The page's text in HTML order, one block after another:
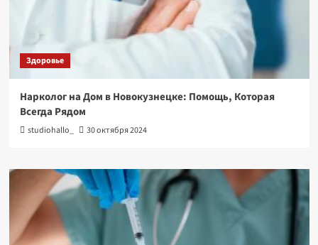
Здоровье
Нарколог на Дом в Новокузнецке: Помощь, Которая
Всегда Рядом
studiohallo_ 30 октября 2024